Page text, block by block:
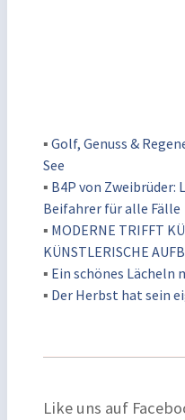
▪ Golf, Genuss &
See
▪ B4P von Zweibrüder:
Beifahrer für alle Fälle
▪ MODERNE TRIFFT
KÜNSTLERISCHE
▪ Ein schönes Lächeln
▪ Der Herbst hat sein
Like uns auf